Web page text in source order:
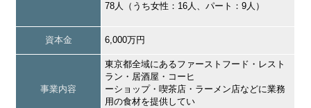
78人（うち女性：16人、パート：9人）
資本金 6,000万円
事業内容
東京都全域にあるファーストフード・レスト
ラン・居酒屋・コーヒ
ーショップ・喫茶店・ラーメン店などに業務
用の食材を提供してい